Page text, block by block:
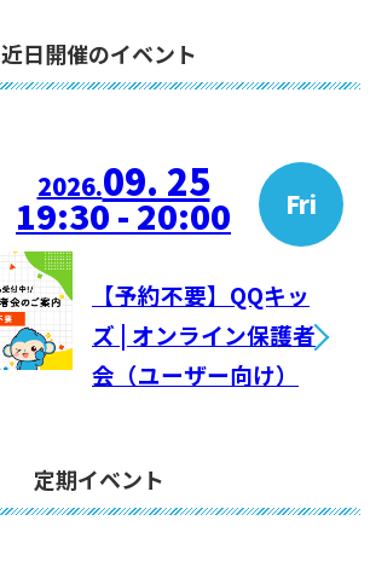
近日開催のイベント
2026.09. 25 Fri
19:30 - 20:00
【予約不要】QQキッ
ズ | オンライン保護者
会（ユーザー向け）
定期イベント